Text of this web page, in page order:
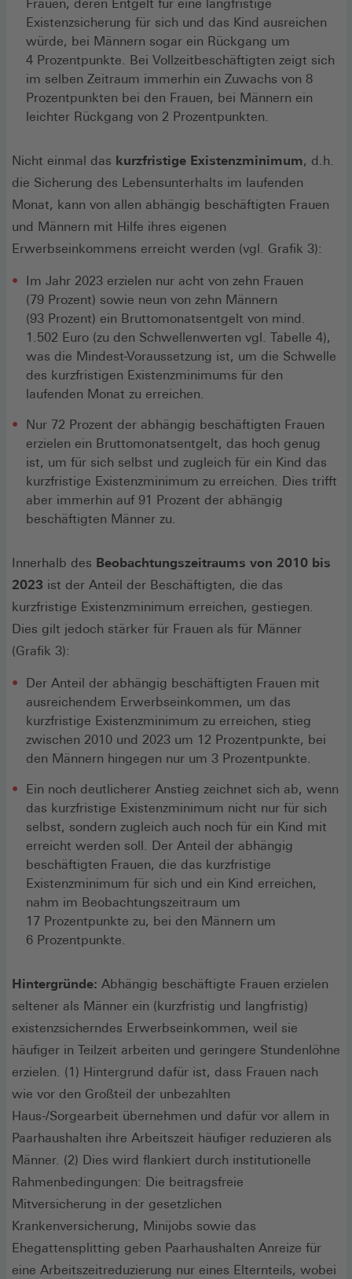
Frauen, deren Entgelt für eine langfristige
Existenzsicherung für sich und das Kind ausreichen
würde, bei Männern sogar ein Rückgang um
4 Prozentpunkte. Bei Vollzeitbeschäftigten zeigt sich
im selben Zeitraum immerhin ein Zuwachs von 8
Prozentpunkten bei den Frauen, bei Männern ein
leichter Rückgang von 2 Prozentpunkten.
Nicht einmal das kurzfristige Existenzminimum, d.h.
die Sicherung des Lebensunterhalts im laufenden
Monat, kann von allen abhängig beschäftigten Frauen
und Männern mit Hilfe ihres eigenen
Erwerbseinkommens erreicht werden (vgl. Grafik 3):
Im Jahr 2023 erzielen nur acht von zehn Frauen
(79 Prozent) sowie neun von zehn Männern
(93 Prozent) ein Bruttomonatsentgelt von mind.
1.502 Euro (zu den Schwellenwerten vgl. Tabelle 4),
was die Mindest-Voraussetzung ist, um die Schwelle
des kurzfristigen Existenzminimums für den
laufenden Monat zu erreichen.
Nur 72 Prozent der abhängig beschäftigten Frauen
erzielen ein Bruttomonatsentgelt, das hoch genug
ist, um für sich selbst und zugleich für ein Kind das
kurzfristige Existenzminimum zu erreichen. Dies trifft
aber immerhin auf 91 Prozent der abhängig
beschäftigten Männer zu.
Innerhalb des Beobachtungszeitraums von 2010 bis
2023 ist der Anteil der Beschäftigten, die das
kurzfristige Existenzminimum erreichen, gestiegen.
Dies gilt jedoch stärker für Frauen als für Männer
(Grafik 3):
Der Anteil der abhängig beschäftigten Frauen mit
ausreichendem Erwerbseinkommen, um das
kurzfristige Existenzminimum zu erreichen, stieg
zwischen 2010 und 2023 um 12 Prozentpunkte, bei
den Männern hingegen nur um 3 Prozentpunkte.
Ein noch deutlicherer Anstieg zeichnet sich ab, wenn
das kurzfristige Existenzminimum nicht nur für sich
selbst, sondern zugleich auch noch für ein Kind mit
erreicht werden soll. Der Anteil der abhängig
beschäftigten Frauen, die das kurzfristige
Existenzminimum für sich und ein Kind erreichen,
nahm im Beobachtungszeitraum um
17 Prozentpunkte zu, bei den Männern um
6 Prozentpunkte.
Hintergründe: Abhängig beschäftigte Frauen erzielen
seltener als Männer ein (kurzfristig und langfristig)
existenzsicherndes Erwerbseinkommen, weil sie
häufiger in Teilzeit arbeiten und geringere Stundenlöhne
erzielen. (1) Hintergrund dafür ist, dass Frauen nach
wie vor den Großteil der unbezahlten
Haus-/Sorgearbeit übernehmen und dafür vor allem in
Paarhaushalten ihre Arbeitszeit häufiger reduzieren als
Männer. (2) Dies wird flankiert durch institutionelle
Rahmenbedingungen: Die beitragsfreie
Mitversicherung in der gesetzlichen
Krankenversicherung, Minijobs sowie das
Ehegattensplitting geben Paarhaushalten Anreize für
eine Arbeitszeitreduzierung nur eines Elternteils, wobei